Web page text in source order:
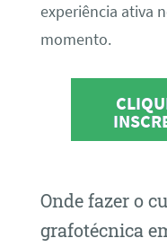
experiência ativa
momento.
Onde fazer o
grafotécnica